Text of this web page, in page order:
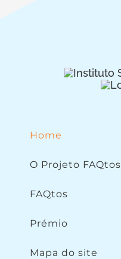
Home
O Projeto FAQtos
FAQtos
Prémio
Mapa do site